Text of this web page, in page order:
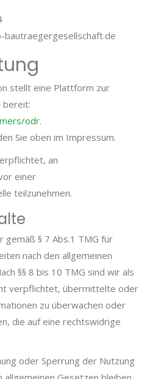
bautraegergesellschaft.de
stellt eine Plattform zur
bereit:
odr.
Sie oben im Impressum.
an
einer
teilzunehmen.
gemäß § 7 Abs.1 TMG für
nach den allgemeinen
§§ 8 bis 10 TMG sind wir als
verpflichtet, übermittelte oder
zu überwachen oder
die auf eine rechtswidrige
oder Sperrung der Nutzung